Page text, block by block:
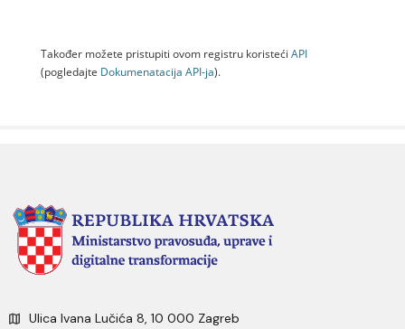
Također možete pristupiti ovom registru koristeći API
(pogledajte Dokumenаtаcijа API-jа).